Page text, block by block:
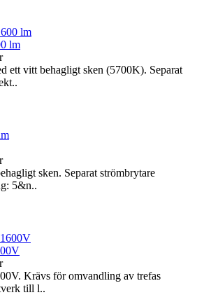
lm
ett vitt behagligt sken (5700K). Separat
sken. Separat strömbrytare
5&n..
Krävs för omvandling av trefas
till l..